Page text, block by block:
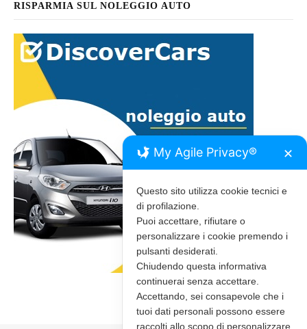
RISPARMIA SUL NOLEGGIO AUTO
My Agile Privacy® ✕
Questo sito utilizza cookie tecnici e
di profilazione.
Puoi accettare, rifiutare o
personalizzare i cookie premendo i
pulsanti desiderati.
Chiudendo questa informativa
continuerai senza accettare.
Accettando, sei consapevole che i
tuoi dati personali possono essere
raccolti allo scopo di personalizzare